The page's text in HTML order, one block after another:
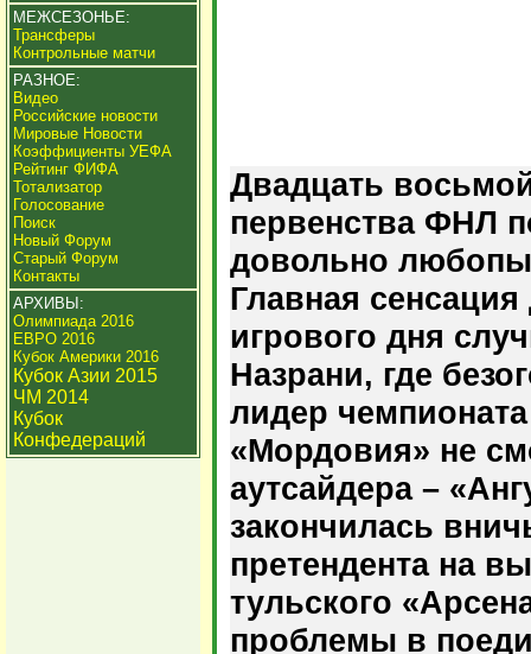
МЕЖСЕЗОНЬЕ:
Трансферы
Контрольные матчи
РАЗНОЕ:
Видео
Российские новости
Мировые Новости
Коэффициенты УЕФА
Рейтинг ФИФА
Тотализатор
Голосование
Поиск
Новый Форум
Старый Форум
Контакты
АРХИВЫ:
Олимпиада 2016
ЕВРО 2016
Кубок Америки 2016
Кубок Азии 2015
ЧМ 2014
Кубок
Конфедераций
Двадцать
первенства ФНЛ
довольно
Главная сенсация
игрового дня
Назрани, где
лидер чемпионата
«Мордовия» не
аутсайдера –
закончилась
претендента на
тульского
проблемы в